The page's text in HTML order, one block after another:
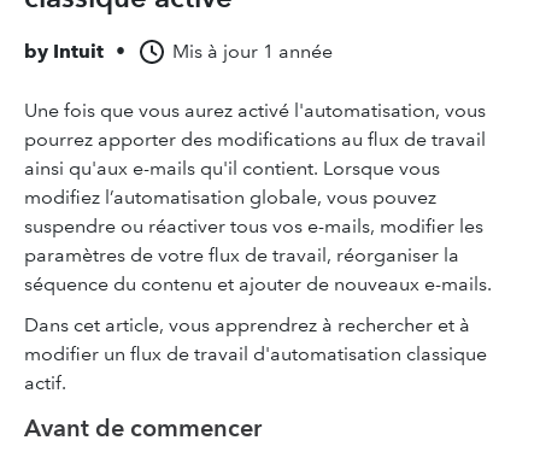
by Intuit • Mis à jour 1 année
Une fois que vous aurez activé l'automatisation, vous
pourrez apporter des modifications au flux de travail
ainsi qu'aux e-mails qu'il contient. Lorsque vous
modifiez l’automatisation globale, vous pouvez
suspendre ou réactiver tous vos e-mails, modifier les
paramètres de votre flux de travail, réorganiser la
séquence du contenu et ajouter de nouveaux e-mails.
Dans cet article, vous apprendrez à rechercher et à
modifier un flux de travail d'automatisation classique
actif.
Avant de commencer